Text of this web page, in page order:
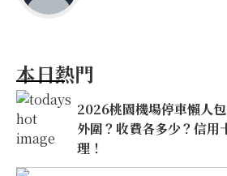
本日熱門
2026桃園機場停車懶人
外圍？收費各多少？信用
理！